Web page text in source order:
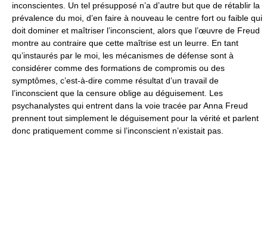
inconscientes. Un tel présupposé n’a d’autre but que de rétablir la
prévalence du moi, d’en faire à nouveau le centre fort ou faible qui
doit dominer et maîtriser l’inconscient, alors que l’œuvre de Freud
montre au contraire que cette maîtrise est un leurre. En tant
qu’instaurés par le moi, les mécanismes de défense sont à
considérer comme des formations de compromis ou des
symptômes, c’est-à-dire comme résultat d’un travail de
l’inconscient que la censure oblige au déguisement. Les
psychanalystes qui entrent dans la voie tracée par Anna Freud
prennent tout simplement le déguisement pour la vérité et parlent
donc pratiquement comme si l’inconscient n’existait pas.